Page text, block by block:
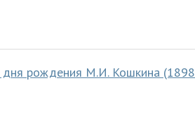
рождения М.И. Кошкина